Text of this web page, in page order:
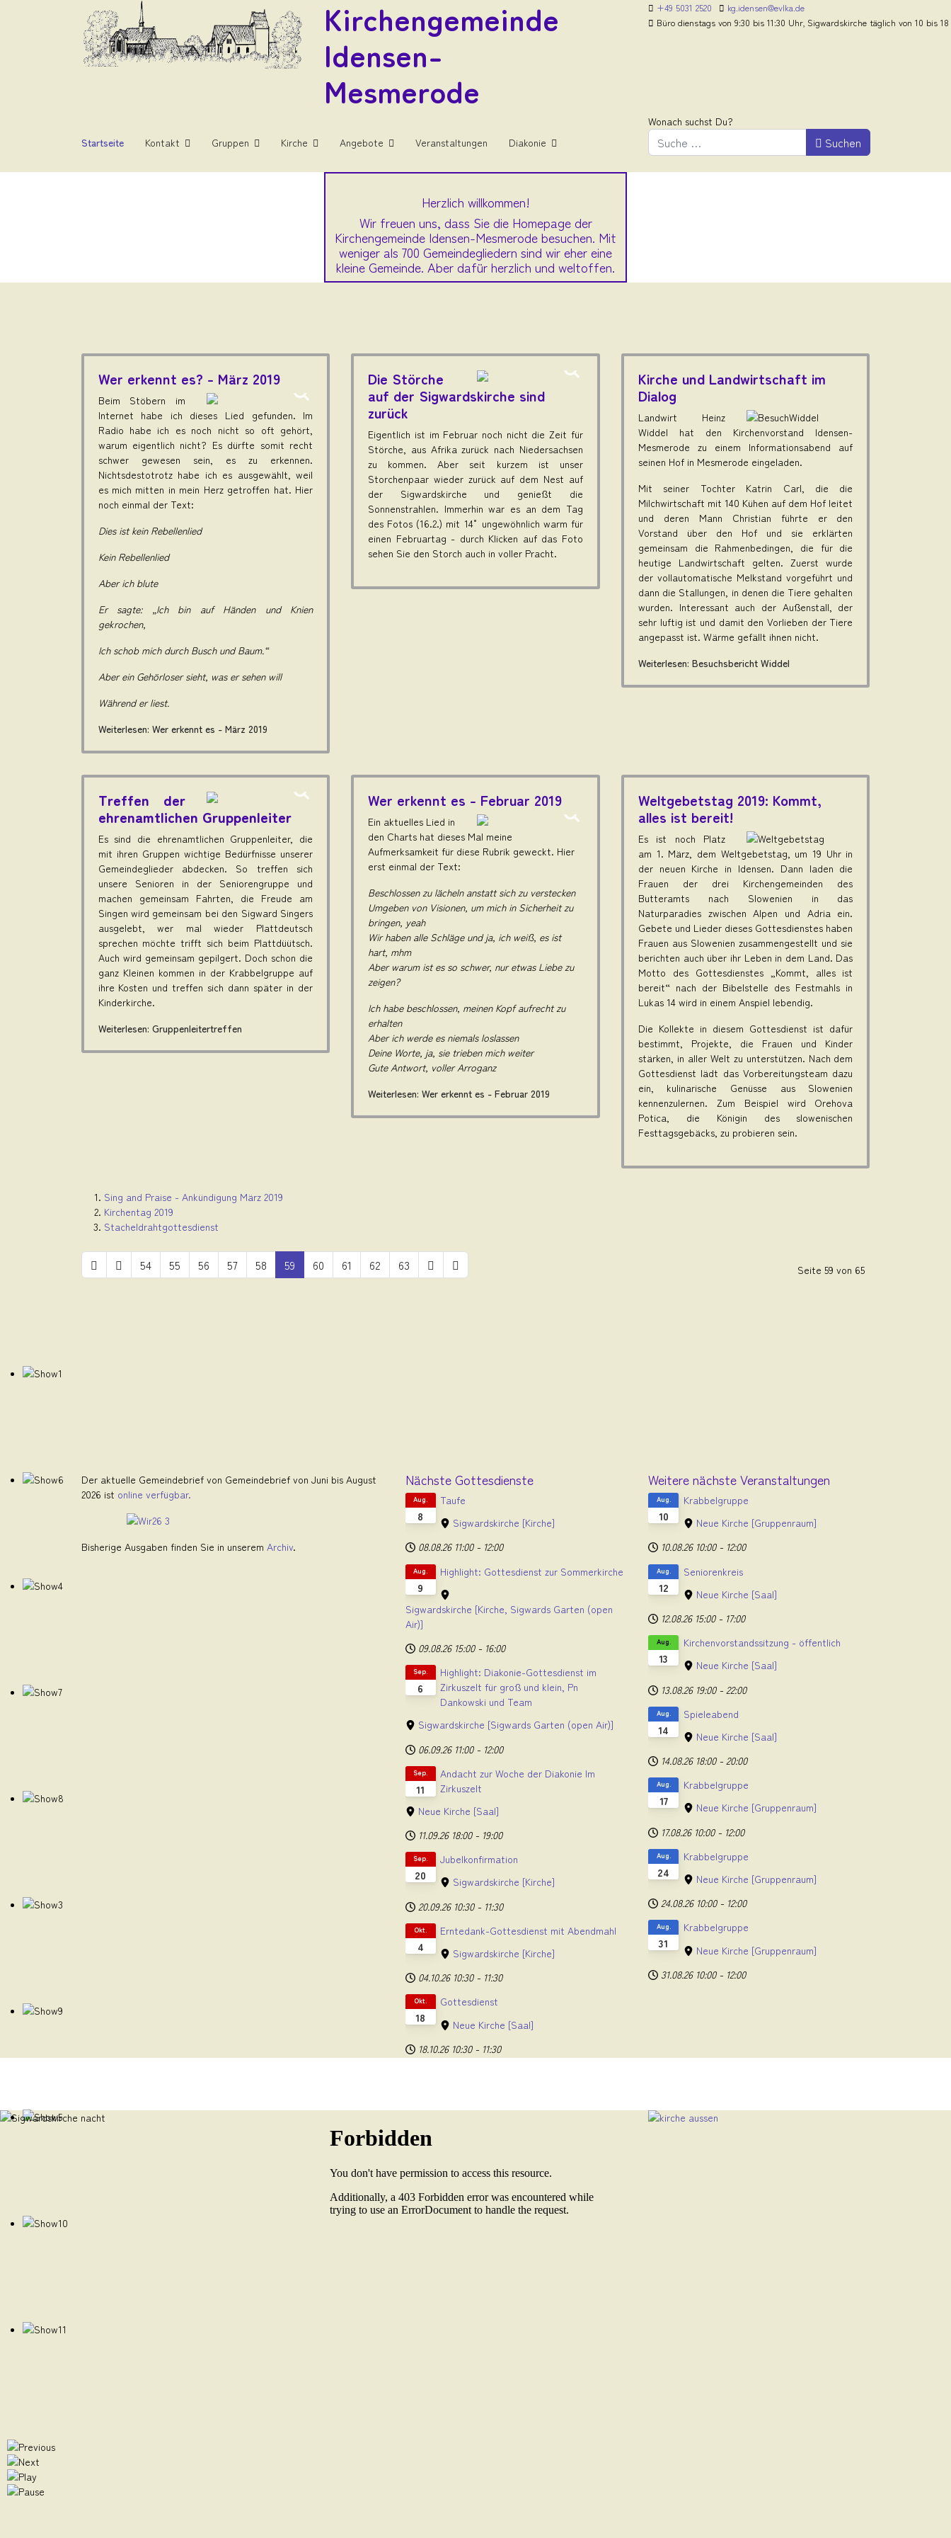
Kirchengemeinde
Idensen-
Mesmerode
+49 5031 2520
kg.idensen@evlka.de
Büro dienstags von 9:30 bis 11:30 Uhr, Sigwardskirche täglich von 10 bis
Startseite Kontakt Gruppen Kirche Angebote Veranstaltungen Diakonie
Wonach suchst Du?
Suchen
Herzlich willkommen!
Wir freuen uns, dass Sie die Homepage der
Kirchengemeinde Idensen-Mesmerode besuchen. Mit
weniger als 700 Gemeindegliedern sind wir eher eine
kleine Gemeinde. Aber dafür herzlich und weltoffen.
Wer erkennt es? - März 2019
Beim Stöbern im
Internet habe ich dieses Lied gefunden. Im
Radio habe ich es noch nicht so oft gehört,
warum eigentlich nicht? Es dürfte somit recht
schwer gewesen sein, es zu erkennen.
Nichtsdestotrotz habe ich es ausgewählt, weil
es mich mitten in mein Herz getroffen hat. Hier
noch einmal der Text:
Dies ist kein Rebellenlied
Kein Rebellenlied
Aber ich blute
Er sagte: „Ich bin auf Händen und Knien
gekrochen,
Ich schob mich durch Busch und Baum.“
Aber ein Gehörloser sieht, was er sehen will
Während er liest.
Weiterlesen: Wer erkennt es - März 2019
Die Störche
auf der Sigwardskirche sind
zurück
Eigentlich ist im Februar noch nicht die Zeit für
Störche, aus Afrika zurück nach Niedersachsen
zu kommen. Aber seit kurzem ist unser
Storchenpaar wieder zurück auf dem Nest auf
der Sigwardskirche und genießt die
Sonnenstrahlen. Immerhin war es an dem Tag
des Fotos (16.2.) mit 14° ungewöhnlich warm für
einen Februartag - durch Klicken auf das Foto
sehen Sie den Storch auch in voller Pracht.
Kirche und Landwirtschaft im
Dialog
Landwirt Heinz
Widdel hat den Kirchenvorstand Idensen-
Mesmerode zu einem Informationsabend auf
seinen Hof in Mesmerode eingeladen.
Mit seiner Tochter Katrin Carl, die die
Milchwirtschaft mit 140 Kühen auf dem Hof leitet
und deren Mann Christian führte er den
Vorstand über den Hof und sie erklärten
gemeinsam die Rahmenbedingen, die für die
heutige Landwirtschaft gelten. Zuerst wurde
der vollautomatische Melkstand vorgeführt und
dann die Stallungen, in denen die Tiere gehalten
wurden. Interessant auch der Außenstall, der
sehr luftig ist und damit den Vorlieben der Tiere
angepasst ist. Wärme gefällt ihnen nicht.
Weiterlesen: Besuchsbericht Widdel
Treffen der
ehrenamtlichen Gruppenleiter
Es sind die ehrenamtlichen Gruppenleiter, die
mit ihren Gruppen wichtige Bedürfnisse unserer
Gemeindeglieder abdecken. So treffen sich
unsere Senioren in der Seniorengruppe und
machen gemeinsam Fahrten, die Freude am
Singen wird gemeinsam bei den Sigward Singers
ausgelebt, wer mal wieder Plattdeutsch
sprechen möchte trifft sich beim Plattdüütsch.
Auch wird gemeinsam gepilgert. Doch schon die
ganz Kleinen kommen in der Krabbelgruppe auf
ihre Kosten und treffen sich dann später in der
Kinderkirche.
Weiterlesen: Gruppenleitertreffen
Wer erkennt es - Februar 2019
Ein aktuelles Lied in
den Charts hat dieses Mal meine
Aufmerksamkeit für diese Rubrik geweckt. Hier
erst einmal der Text:
Beschlossen zu lächeln anstatt sich zu verstecken
Umgeben von Visionen, um mich in Sicherheit zu
bringen, yeah
Wir haben alle Schläge und ja, ich weiß, es ist
hart, mhm
Aber warum ist es so schwer, nur etwas Liebe zu
zeigen?
Ich habe beschlossen, meinen Kopf aufrecht zu
erhalten
Aber ich werde es niemals loslassen
Deine Worte, ja, sie trieben mich weiter
Gute Antwort, voller Arroganz
Weiterlesen: Wer erkennt es - Februar 2019
Weltgebetstag 2019: Kommt,
alles ist bereit!
Es ist noch Platz
am 1. März, dem Weltgebetstag, um 19 Uhr in
der neuen Kirche in Idensen. Dann laden die
Frauen der drei Kirchengemeinden des
Butteramts nach Slowenien in das
Naturparadies zwischen Alpen und Adria ein.
Gebete und Lieder dieses Gottesdienstes haben
Frauen aus Slowenien zusammengestellt und sie
berichten auch über ihr Leben in dem Land. Das
Motto des Gottesdienstes „Kommt, alles ist
bereit“ nach der Bibelstelle des Festmahls in
Lukas 14 wird in einem Anspiel lebendig.
Die Kollekte in diesem Gottesdienst ist dafür
bestimmt, Projekte, die Frauen und Kinder
stärken, in aller Welt zu unterstützen. Nach dem
Gottesdienst lädt das Vorbereitungsteam dazu
ein, kulinarische Genüsse aus Slowenien
kennenzulernen. Zum Beispiel wird Orehova
Potica, die Königin des slowenischen
Festtagsgebäcks, zu probieren sein.
Sing and Praise - Ankündigung März 2019
Kirchentag 2019
Stacheldrahtgottesdienst
Seite 59 von 65
54 55 56 57 58 59 60 61 62 63
Der aktuelle Gemeindebrief von Gemeindebrief von Juni bis August
2026 ist online verfügbar.
Bisherige Ausgaben finden Sie in unserem Archiv.
Nächste Gottesdienste
8
Aug.
Taufe
Sigwardskirche [Kirche]
08.08.26 11:00 - 12:00
9
Aug. Highlight: Gottesdienst zur Sommerkirche
Sigwardskirche [Kirche, Sigwards Garten (open
Air)]
09.08.26 15:00 - 16:00
6
Sep.
Highlight: Diakonie-Gottesdienst im
Zirkuszelt für groß und klein, Pn
Dankowski und Team
Sigwardskirche [Sigwards Garten (open Air)]
06.09.26 11:00 - 12:00
11
Sep.
Andacht zur Woche der Diakonie Im
Zirkuszelt
Neue Kirche [Saal]
11.09.26 18:00 - 19:00
20
Sep.
Jubelkonfirmation
Sigwardskirche [Kirche]
20.09.26 10:30 - 11:30
4
Okt.
Erntedank-Gottesdienst mit Abendmahl
Sigwardskirche [Kirche]
04.10.26 10:30 - 11:30
18
Okt.
Gottesdienst
Neue Kirche [Saal]
18.10.26 10:30 - 11:30
Weitere nächste Veranstaltungen
10
Aug.
Krabbelgruppe
Neue Kirche [Gruppenraum]
10.08.26 10:00 - 12:00
12
Aug.
Seniorenkreis
Neue Kirche [Saal]
12.08.26 15:00 - 17:00
13
Aug.
Kirchenvorstandssitzung - öffentlich
Neue Kirche [Saal]
13.08.26 19:00 - 22:00
14
Aug.
Spieleabend
Neue Kirche [Saal]
14.08.26 18:00 - 20:00
17
Aug.
Krabbelgruppe
Neue Kirche [Gruppenraum]
17.08.26 10:00 - 12:00
24
Aug.
Krabbelgruppe
Neue Kirche [Gruppenraum]
24.08.26 10:00 - 12:00
31
Aug.
Krabbelgruppe
Neue Kirche [Gruppenraum]
31.08.26 10:00 - 12:00